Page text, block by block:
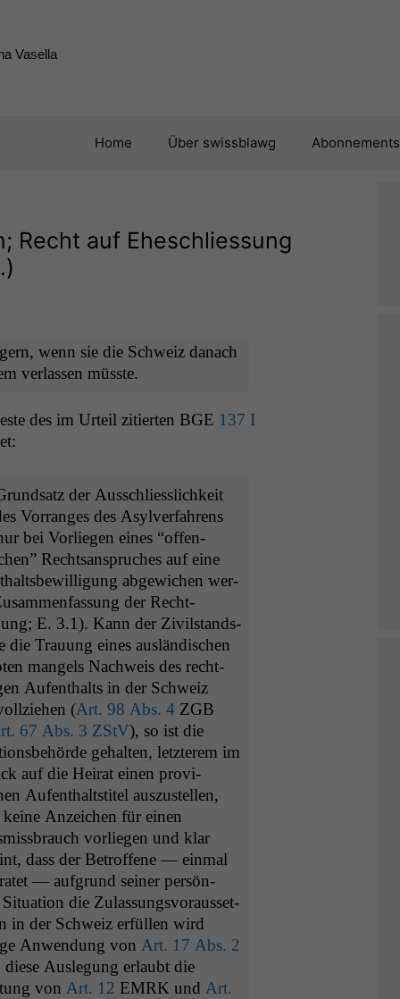
Vasella
Home Über swissblawg Abonnements
Recht auf Eheschliessung
wenn sie die Schweiz danach
ver­lassen müsste.
des im Urteil zitierten BGE 137 I
der Auss­chliesslichkeit
Vor­ranges des Asylver­fahrens
bei Vor­liegen eines “offen­
Recht­sanspruch­es auf eine
abgewichen wer­
der Recht­
E. 3.1). Kann der Zivil­stands­
die Trau­ung eines aus­ländis­chen
man­gels Nach­weis des recht­
Aufen­thalts in der Schweiz
(Art. 98 Abs. 4 ZGB
67 Abs. 3 ZStV), so ist die
gehal­ten, let­zterem im
auf die Heirat einen pro­vi­
Aufen­thalt­sti­tel auszustellen,
keine Anze­ichen für einen
vor­liegen und klar
dass der Betrof­fene — ein­mal
— auf­grund sein­er per­sön­
die Zulas­sungsvo­raus­set­
in der Schweiz erfüllen wird
Anwen­dung von Art. 17 Abs. 2
diese Ausle­gung erlaubt die
von Art. 12 EMRK und Art.